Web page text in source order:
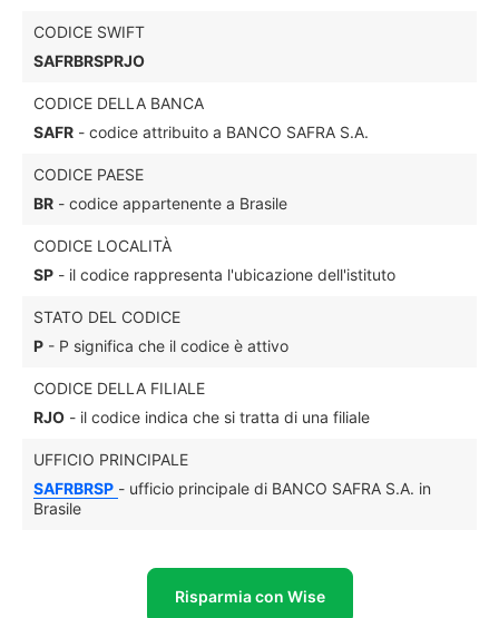
CODICE SWIFT
SAFRBRSPRJO
CODICE DELLA BANCA
SAFR - codice attribuito a BANCO SAFRA S.A.
CODICE PAESE
BR - codice appartenente a Brasile
CODICE LOCALITÀ
SP - il codice rappresenta l'ubicazione dell'istituto
STATO DEL CODICE
P - P significa che il codice è attivo
CODICE DELLA FILIALE
RJO - il codice indica che si tratta di una filiale
UFFICIO PRINCIPALE
SAFRBRSP - ufficio principale di BANCO SAFRA S.A. in
Brasile
Risparmia con Wise